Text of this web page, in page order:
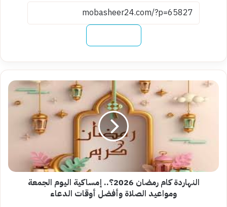
النهاردة
رمضان
2026؟..
إمساكية
اليوم
الصلاة
وأفضل
النهاردة كام رمضان 2026؟.. إمساكية اليوم الجمعة
ومواعيد الصلاة وأفضل أوقات الدعاء